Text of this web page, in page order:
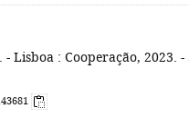
Lisboa : Cooperação, 2023. -